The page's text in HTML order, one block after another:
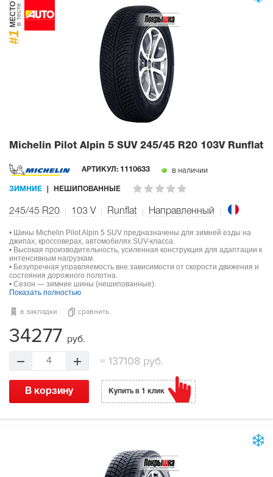
#1
МЕСТОв тесте
Michelin Pilot Alpin 5 SUV 245/45 R20 103V Runflat
АРТИКУЛ: 1110633 в наличии
ЗИМНИЕ НЕШИПОВАННЫЕ
245/45 R20 103 V Runflat Направленный
• Шины Michelin Pilot Alpin 5 SUV предназначены для зимней езды на
джипах, кроссоверах, автомобилях SUV-класса.
• Высокая производительность, усиленная конструкция для адаптации к
интенсивным нагрузкам.
• Безупречная управляемость вне зависимости от скорости движения и
состояния дорожного полотна.
• Сезон — зимние шины (нешипованные).
Показать полностью
в закладки сравнить
34277 руб.
4 =137108 руб.
В корзину Купить в 1 клик